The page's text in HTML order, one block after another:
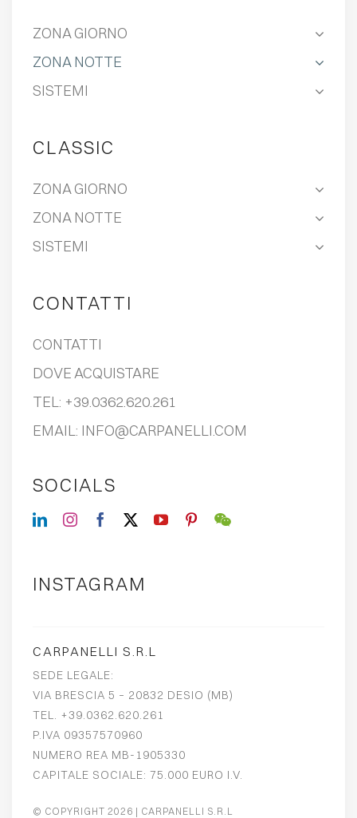
ZONA GIORNO
ZONA NOTTE
SISTEMI
CLASSIC
ZONA GIORNO
ZONA NOTTE
SISTEMI
CONTATTI
CONTATTI
DOVE ACQUISTARE
TEL: +39.0362.620.261
EMAIL: INFO@CARPANELLI.COM
SOCIALS
INSTAGRAM
CARPANELLI S.R.L
SEDE LEGALE:
VIA BRESCIA 5 – 20832 DESIO (MB)
TEL. +39.0362.620.261
P.IVA 09357570960
NUMERO REA MB-1905330
CAPITALE SOCIALE: 75.000 EURO I.V.
© COPYRIGHT 2026 | CARPANELLI S.R.L